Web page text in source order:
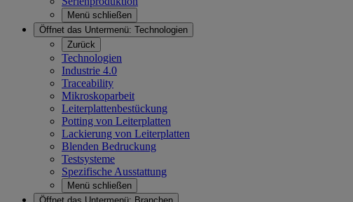
Menü schließen
Öffnet das Untermenü: Technologien
Zurück
Technologien
Industrie 4.0
Traceability
Mikroskoparbeit
Leiterplattenbestückung
Potting von Leiterplatten
Lackierung von Leiterplatten
Blenden Bedruckung
Testsysteme
Spezifische Ausstattung
Menü schließen